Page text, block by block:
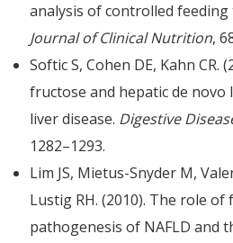
analysis of controlled feeding
Journal of Clinical Nutrition,
Softic S, Cohen DE, Kahn CR.
fructose and hepatic de
liver disease. Digestive
1282–1293.
Lim JS, Mietus-Snyder M,
Lustig RH. (2010). The role
pathogenesis of NAFLD and